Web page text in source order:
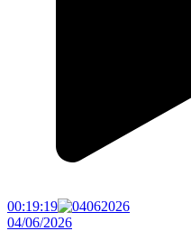
00:19:19
04/06/2026